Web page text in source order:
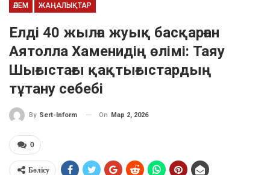
ӘЛЕМ ЖАҢАЛЫҚТАР
Елді 40 жылға жуық басқарған
Аятолла Хаменидің өлімі: Таяу
Шығыстағы қақтығыстардың
тұтану себебі
By Sert-Inform On Мар 2, 2026
0
Бөлісу